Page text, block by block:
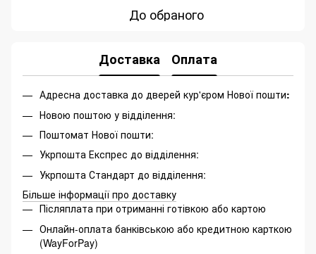
До обраного
Доставка Оплата
Адресна доставка до дверей кур'єром Нової пошти:
Новою поштою у відділення:
Поштомат Нової пошти:
Укрпошта Експрес до відділення:
Укрпошта Стандарт до відділення:
Більше інформації про доставку
Післяплата при отриманні готівкою або картою
Онлайн-оплата банківською або кредитною карткою
(WayForPay)